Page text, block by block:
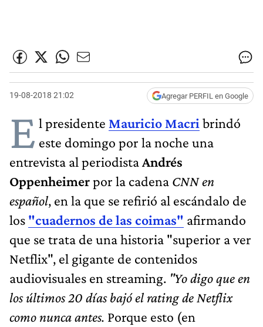
19-08-2018 21:02 Agregar PERFIL en Google
E l presidente Mauricio Macri brindó
este domingo por la noche una
entrevista al periodistaAndrés
Oppenheimerpor la cadena CNN en
español, en la que se refirió al escándalo de
los "cuadernos de las coimas" afirmando
que se trata de una historia "superior a ver
Netflix", el gigante de contenidos
audiovisuales en streaming. "Yo digo que en
los últimos 20 días bajó el rating de Netflix
como nunca antes. Porque esto (en